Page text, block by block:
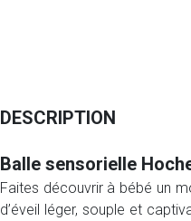
DESCRIPTION
Balle sensorielle
Faites découvrir à bébé un
d’éveil léger, souple et